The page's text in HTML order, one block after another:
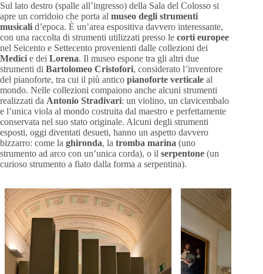
Sul lato destro (spalle all’ingresso) della Sala del Colosso si
apre un corridoio che porta al museo degli strumenti
musicali d’epoca. È un’area espositiva davvero interessante,
con una raccolta di strumenti utilizzati presso le corti europee
nel Seicento e Settecento provenienti dalle collezioni dei
Medici e dei Lorena. Il museo espone tra gli altri due
strumenti di Bartolomeo Cristofori, considerato l’inventore
del pianoforte, tra cui il più antico pianoforte verticale al
mondo. Nelle collezioni compaiono anche alcuni strumenti
realizzati da Antonio Stradivari: un violino, un clavicembalo
e l’unica viola al mondo costruita dal maestro e perfettamente
conservata nel suo stato originale. Alcuni degli strumenti
esposti, oggi diventati desueti, hanno un aspetto davvero
bizzarro: come la ghironda, la tromba marina (uno
strumento ad arco con un’unica corda), o il serpentone (un
curioso strumento a fiato dalla forma a serpentina).